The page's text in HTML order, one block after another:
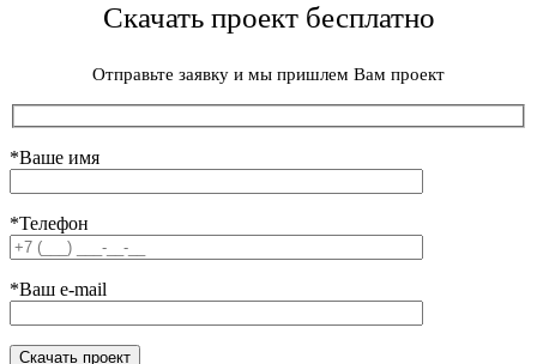
Скачать проект бесплатно
Отправьте заявку и мы пришлем Вам проект
*Ваше имя
*Телефон
*Ваш e-mail